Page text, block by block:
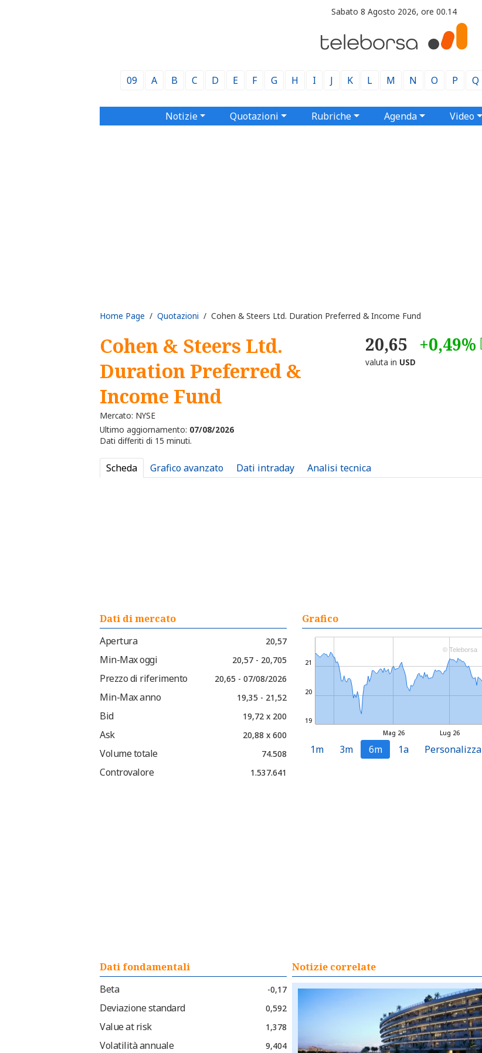
Sabato 8 Agosto 2026, ore 00.14
09 A B C D E F G H I J K L M N O P Q
Notizie Quotazioni Rubriche Agenda Video
Home Page / Quotazioni / Cohen & Steers Ltd. Duration Preferred & Income Fund
Cohen & Steers Ltd.
Duration Preferred &
Income Fund
Mercato: NYSE
20,65 +0,49%
valuta in USD
Ultimo aggiornamento: 07/08/2026
Dati differiti di 15 minuti.
Scheda Grafico avanzato Dati intraday Analisi tecnica
Dati di mercato
Apertura
20,57
Min-Max oggi 20,57 - 20,705
Prezzo di riferimento 20,65 - 07/08/2026
Min-Max anno 19,35 - 21,52
Bid 19,72 x 200
Ask 20,88 x 600
Volume totale 74.508
Controvalore 1.537.641
Grafico
Lug 26
Mag 26
19
20
21
© Teleborsa
1m 3m 6m 1a Personalizza
Dati fondamentali
Beta
-0,17
Deviazione standard 0,592
Value at risk 1,378
Volatilità annuale 9,404
Notizie correlate